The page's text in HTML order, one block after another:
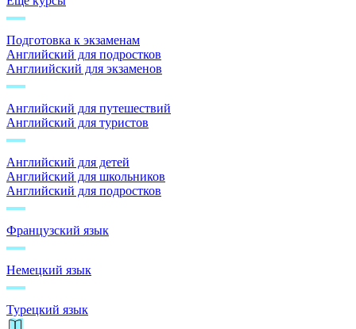
Подготовка к экзаменам
Английский для подростков
Англиийский для экзаменов
Английский для путешествий
Английский для туристов
Английский для детей
Английский для школьников
Английский для подростков
Французский язык
Немецкий язык
Турецкий язык